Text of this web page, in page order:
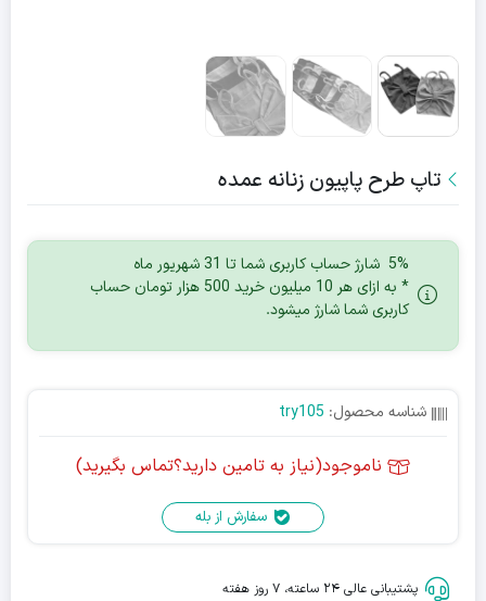
تاپ طرح پاپیون زنانه عمده
5% شارژ حساب کاربری شما تا 31 شهریور ماه
* به ازای هر 10 میلیون خرید 500 هزار تومان حساب
کاربری شما شارژ میشود.
شناسه محصول: try105
ناموجود(نیاز به تامین دارید؟تماس بگیرید)
سفارش از بله
پشتیبانی عالی ۲۴ ساعته، ۷ روز هفته